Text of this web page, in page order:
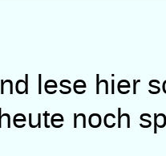
lese hier
noch